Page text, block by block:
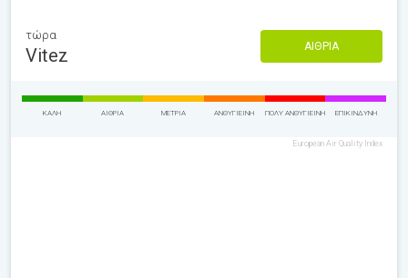
τώρα
Vitez ΑΊΘΡΙΑ
ΚΑΛΉ ΑΊΘΡΙΑ ΜΈΤΡΙΑ ΑΝΘΥΓΙΕΙΝΉ ΠΟΛΎ ΑΝΘΥΓΙΕΙΝΉ ΕΠΙΚΊΝΔΥΝΗ
European Air Quality Index